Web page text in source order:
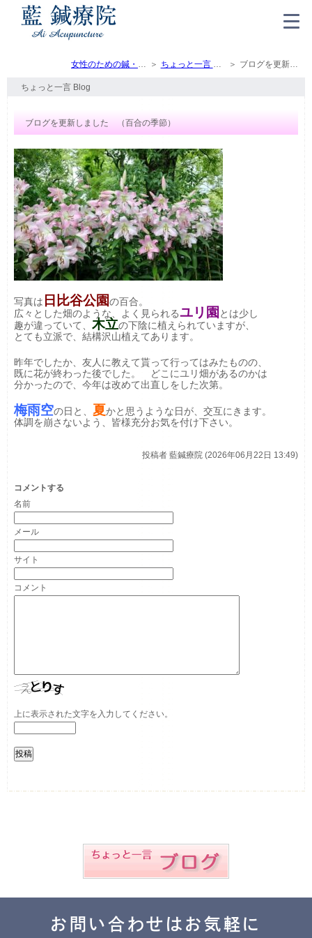
女性のための鍼・灸・マッサージ（トップ） ちょっと一言 Blog ブログを更新しました （百合の季節）
ちょっと一言 Blog
ブログを更新しました （百合の季節）
写真は 日比谷公園の百合。
広々とした畑のような、よく見られるユリ園 とは少し
趣が違っていて、 木立の下陰に植えられていますが、
とても立派で、結構沢山植えてあります。
昨年でしたか、友人に教えて貰って行ってはみたものの、
既に花が終わった後でした。 どこにユ リ畑があるのかは
分かったので、今年は改めて出直しをした次第。
梅雨空の日と、 夏かと思うような日が、交互にきます。
体調を崩さないよう、皆様充分お気を付け下さい。
投稿者 藍鍼療院 (2026年06月22日 13:49)
コメントする
名前
メール
サイト
上に表示された文字を入力してください。
コメント
お問い合わせはお気軽に